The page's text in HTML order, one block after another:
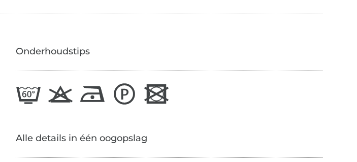
Onderhoudstips
Alle details in één oogopslag